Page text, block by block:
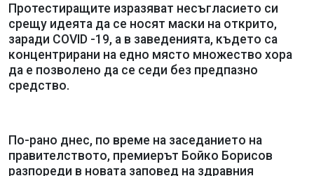
Протестиращите изразяват несъгласието си
срещу идеята да се носят маски на открито,
зарaди COVID -19, a в заведенията, където са
концентрирани на едно място множество хора
да е позволено да се седи без предпазно
средство.
По-рано днес, по време на заседанието на
правителството, премиерът Бойко Борисов
разпореди в новата заповед на здравния